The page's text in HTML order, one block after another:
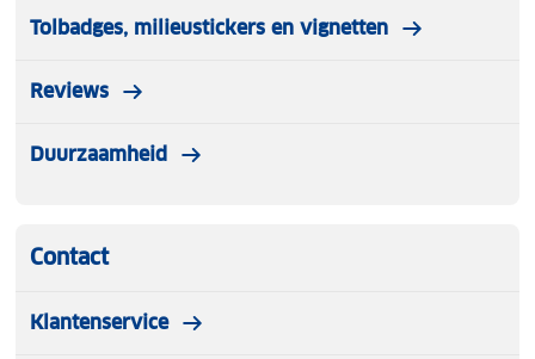
Tolbadges, milieustickers en vignetten
Reviews
Duurzaamheid
Contact
Klantenservice